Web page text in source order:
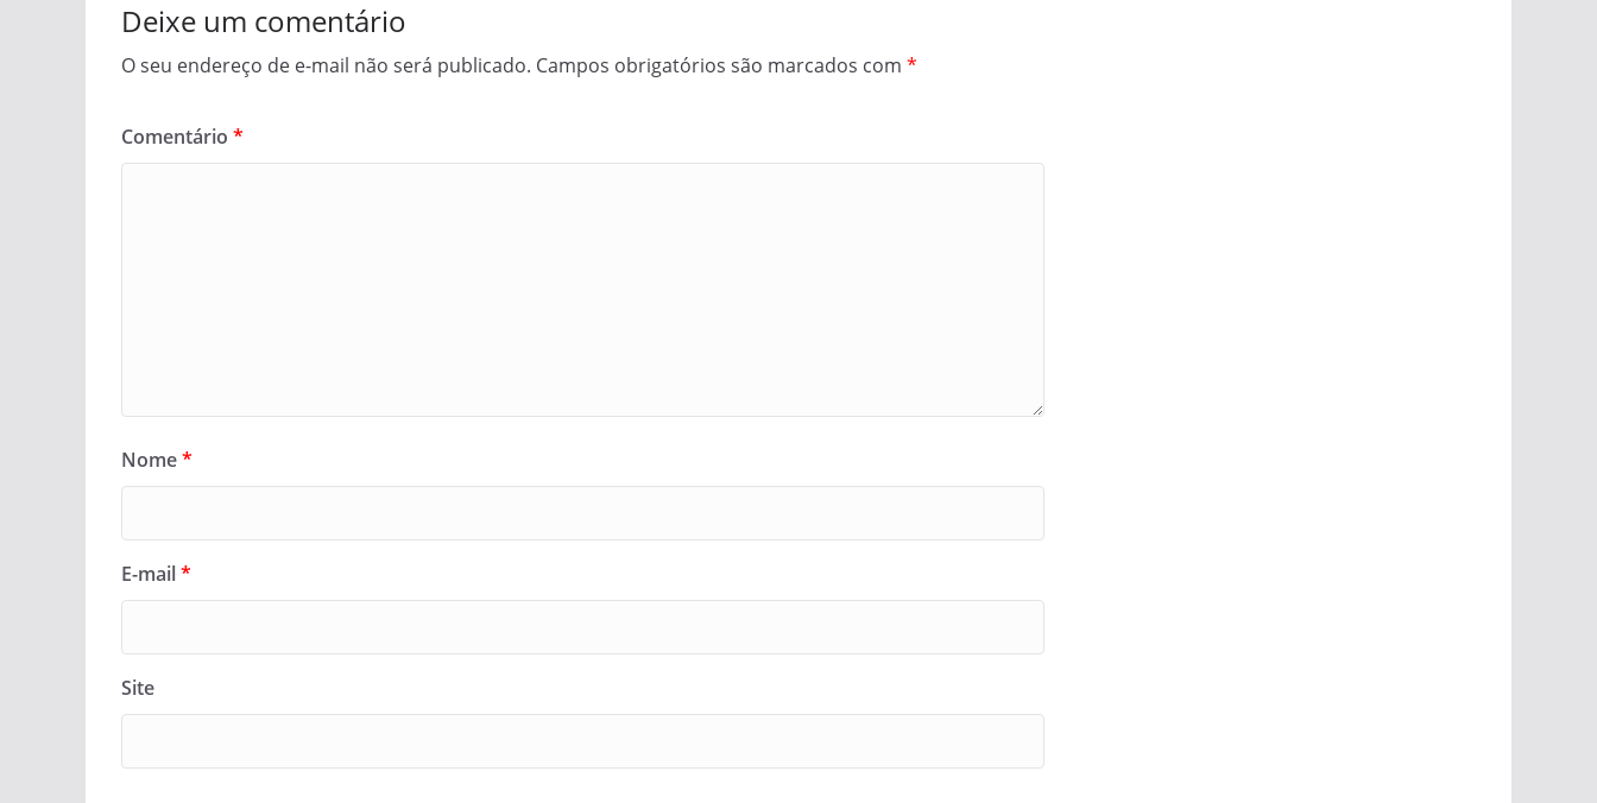
Deixe um comentário
O seu endereço de e-mail não será publicado. Campos obrigatórios são marcados com *
Comentário *
Nome*
E-mail*
Site